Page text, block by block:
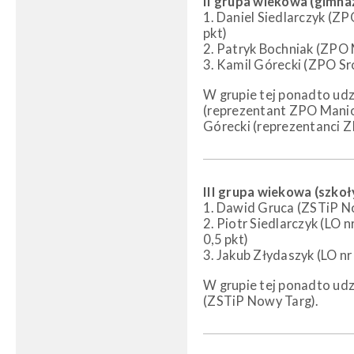
1. Daniel Siedlarczyk
pkt)
2. Patryk Bochniak
3. Kamil Górecki (ZPO
W grupie tej ponadto
(reprezentant ZPO
Górecki (reprezentanci
III grupa wiekowa
1. Dawid Gruca (ZSTiP
2. Piotr Siedlarczyk (LO
0,5 pkt)
3. Jakub Złydaszyk (LO
W grupie tej ponadto
(ZSTiP Nowy Targ).